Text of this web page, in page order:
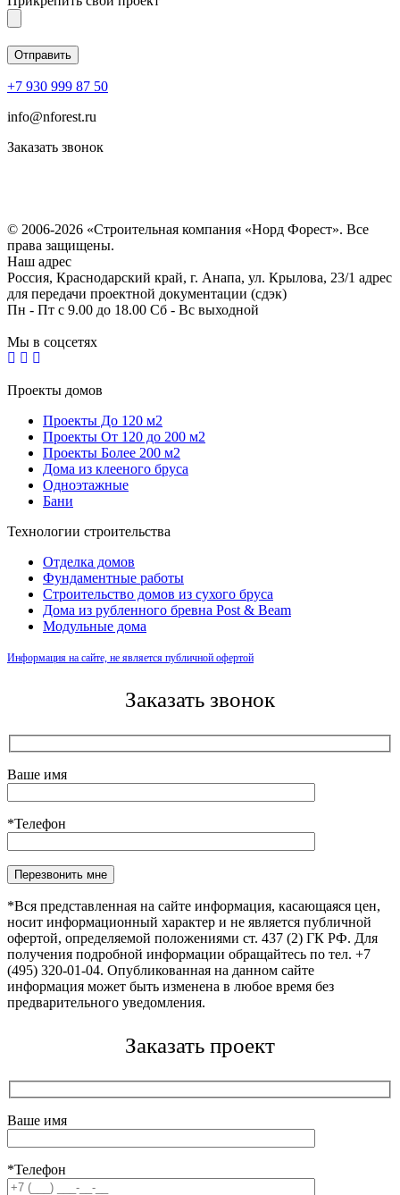
+7 930 999 87 50
info@nforest.ru
Заказать звонок
© 2006-2026 «Строительная компания «Норд Форест». Все
права защищены.
Наш адрес
Россия, Краснодарский край, г. Анапа, ул. Крылова, 23/1 адрес
для передачи проектной документации (сдэк)
Пн - Пт с 9.00 до 18.00 Сб - Вс выходной
Мы в соцсетях
Проекты домов
Проекты До 120 м2
Проекты От 120 до 200 м2
Проекты Более 200 м2
Дома из клееного бруса
Одноэтажные
Бани
Технологии строительства
Отделка домов
Фундаментные работы
Строительство домов из сухого бруса
Дома из рубленного бревна Post & Beam
Модульные дома
Информация на сайте, не является публичной офертой
Заказать звонок
Ваше имя
*Телефон
Оставьте это поле пустым.
*Вся представленная на сайте информация, касающаяся цен,
носит информационный характер и не является публичной
офертой, определяемой положениями ст. 437 (2) ГК РФ. Для
получения подробной информации обращайтесь по тел. +7
(495) 320-01-04. Опубликованная на данном сайте
информация может быть изменена в любое время без
предварительного уведомления.
Заказать проект
Ваше имя
*Телефон